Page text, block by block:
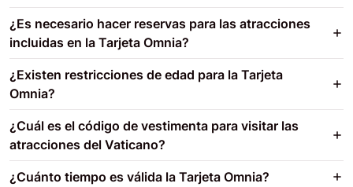
¿Es necesario hacer reservas para las atracciones
incluidas en la Tarjeta Omnia?
¿Existen restricciones de edad para la Tarjeta
Omnia?
¿Cuál es el código de vestimenta para visitar las
atracciones del Vaticano?
¿Cuánto tiempo es válida la Tarjeta Omnia?